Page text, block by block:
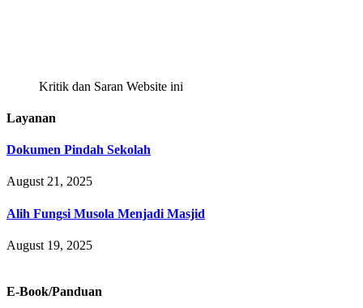
Kritik dan Saran Website ini
Layanan
Dokumen Pindah Sekolah
August 21, 2025
Alih Fungsi Musola Menjadi Masjid
August 19, 2025
E-Book/Panduan